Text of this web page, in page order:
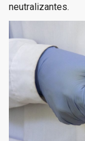
neutralizantes.